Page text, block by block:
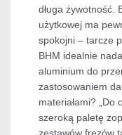
długa żywotność.
użytkowej ma
spokojni – tarcze
BHM idealnie
aluminium do
zastosowaniem
materiałami?
szeroką paletę